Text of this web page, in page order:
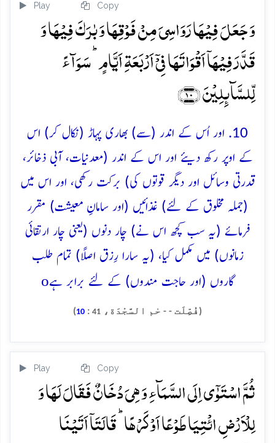
Play Copy
وَ جَعَلَ فِیۡہَا رَوَاسِیَ مِنۡ فَوۡقِہَا وَ بٰرَکَ فِیۡہَا وَ
قَدَّرَ فِیۡہَاۤ اَقۡوَاتَہَا فِیۡۤ اَرۡبَعَۃِ اَیَّامٍ ؕ سَوَآءً
لِّلسَّآئِلِیۡنَ ﴿۱۰﴾
10. اور اُس کے اندر (سے) بھاری پہاڑ (نکال کر) اس
کے اوپر رکھ دیئے اور اس کے اندر (معدنیات، آبی ذخائر،
قدرتی وسائل اور دیگر قوتوں کی) برکت رکھی، اور اس میں
(جملہ مخلوق کے لئے) غذائیں (اور سامانِ معیشت) مقرر
فرمائے (یہ سب کچھ اس نے) چار دنوں (یعنی چار ارتقائی
زمانوں) میں مکمل کیا، (یہ سارا رِزق اصلًا) تمام طلب
گاروں (اور حاجت مندوں) کے لئے برابر ہےo
(فُصِّلَت - - حٰم السَّجْدَة، 41
:
10
)
Play Copy
ثُمَّ اسۡتَوٰۤی اِلَی السَّمَآءِ وَ ہِیَ دُخَانٌ فَقَالَ لَہَا وَ
لِلۡاَرۡضِ ائۡتِیَا طَوۡعًا اَوۡ کَرۡہًا ؕ قَالَتَاۤ اَتَیۡنَا